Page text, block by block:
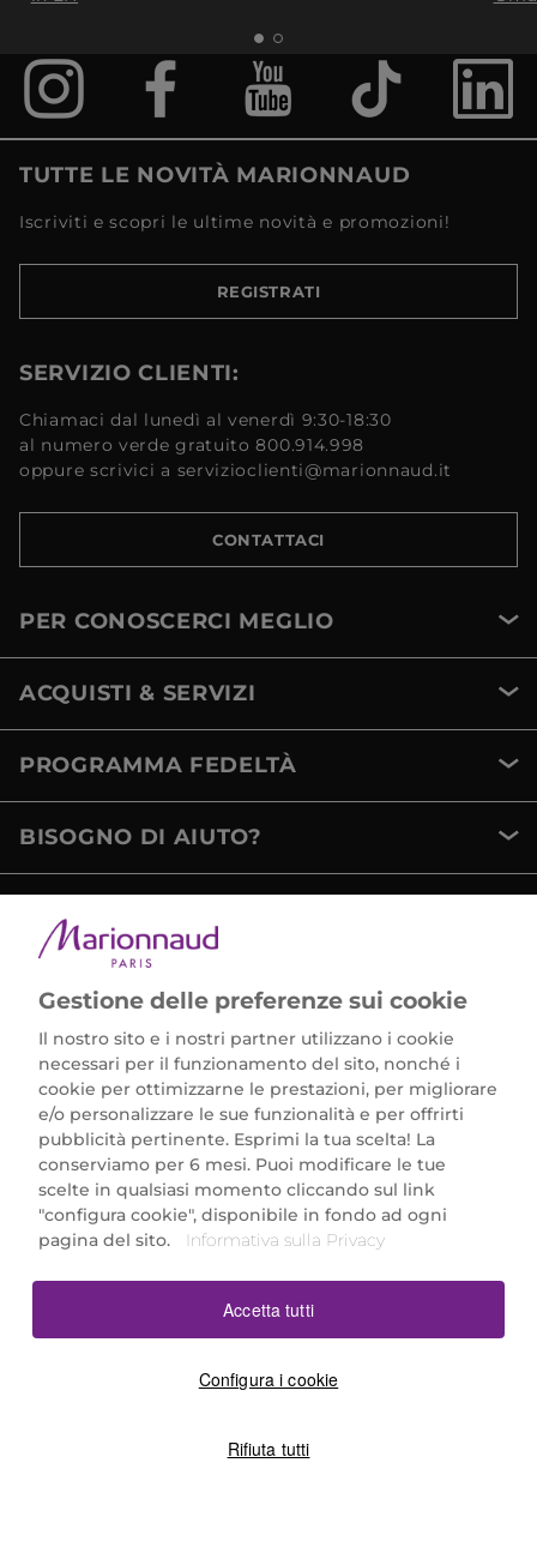
TUTTE LE NOVITÀ MARIONNAUD
Iscriviti e scopri le ultime novità e promozioni!
REGISTRATI
SERVIZIO CLIENTI:
Chiamaci dal lunedì al venerdì 9:30-18:30
al numero verde gratuito 800.914.998
oppure scrivici a servizioclienti@marionnaud.it
CONTATTACI
PER CONOSCERCI MEGLIO
ACQUISTI & SERVIZI
PROGRAMMA FEDELTÀ
BISOGNO DI AIUTO?
Marionnaud Parfumeries Italia S.r.l.
Largo Fiera Milano 5, 20017 Rho (MI)
REA Milano 1650024 con P.IVA 13425220152.
SCARICA LA NOSTRA APP
Gestione delle preferenze sui cookie
Il nostro sito e i nostri partner utilizzano i cookie
necessari per il funzionamento del sito, nonché i
cookie per ottimizzarne le prestazioni, per migliorare
e/o personalizzare le sue funzionalità e per offrirti
pubblicità pertinente. Esprimi la tua scelta! La
conserviamo per 6 mesi. Puoi modificare le tue
scelte in qualsiasi momento cliccando sul link
"configura cookie", disponibile in fondo ad ogni
pagina del sito.
Informativa sulla Privacy
Configura i cookie
Rifiuta tutti
Accetta tutti